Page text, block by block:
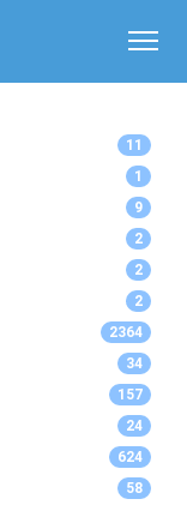
11
1
9
2
2
2
2364
34
157
24
624
58